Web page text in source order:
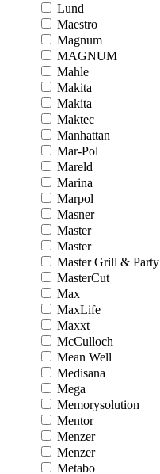
Lund
Maestro
Magnum
MAGNUM
Mahle
Makita
Makita
Maktec
Manhattan
Mar-Pol
Mareld
Marina
Marpol
Masner
Master
Master
Master Grill & Party
MasterCut
Max
MaxLife
Maxxt
McCulloch
Mean Well
Medisana
Mega
Memorysolution
Mentor
Menzer
Menzer
Metabo